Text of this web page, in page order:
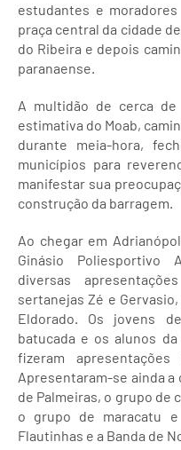
estudantes e
praça central da cidade
do Ribeira e depois
paranaense.
A multidão de cerca de
estimativa do Moab,
durante meia-hora,
municípios para
manifestar sua
construção da barragem.
Ao chegar em
Ginásio Poliesportivo
diversas
sertanejas Zé e
Eldorado. Os jovens
batucada e os alunos
fizeram
Apresentaram-se ainda a
de Palmeiras, o grupo de
o grupo de maracatu
Flautinhas e a Banda de